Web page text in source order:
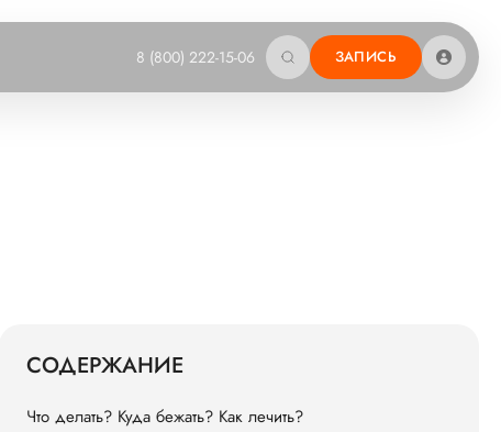
8 (800) 222-15-06 ЗАПИСЬ
СОДЕРЖАНИЕ
Что делать? Куда бежать? Как лечить?